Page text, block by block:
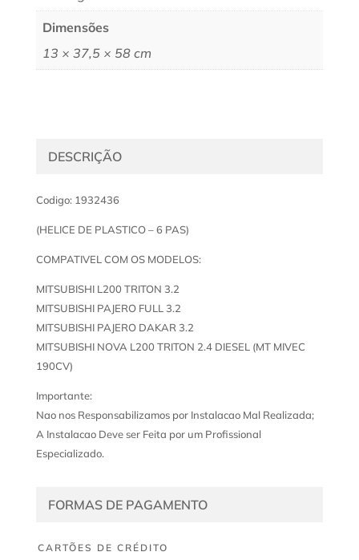
Dimensões
13 × 37,5 × 58 cm
DESCRIÇÃO
Codigo: 1932436
(HELICE DE PLASTICO – 6 PAS)
COMPATIVEL COM OS MODELOS:
MITSUBISHI L200 TRITON 3.2
MITSUBISHI PAJERO FULL 3.2
MITSUBISHI PAJERO DAKAR 3.2
MITSUBISHI NOVA L200 TRITON 2.4 DIESEL (MT MIVEC
190CV)
Importante:
Nao nos Responsabilizamos por Instalacao Mal Realizada;
A Instalacao Deve ser Feita por um Profissional
Especializado.
FORMAS DE PAGAMENTO
CARTÕES DE CRÉDITO